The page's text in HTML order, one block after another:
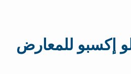
إكسبو للمعارض